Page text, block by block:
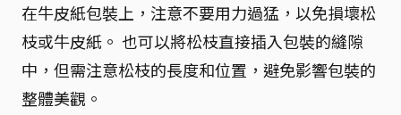
在牛皮紙包裝上，注意不要用力過猛，以免損壞松
枝或牛皮紙。 也可以將松枝直接插入包裝的縫隙
中，但需注意松枝的長度和位置，避免影響包裝的
整體美觀。